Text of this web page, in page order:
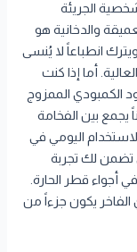
الجريئة
والدخانية هو
انطباعاً لا يُنسى
أما إذا كنت
الكمبودي الممزوج
يجمع بين الفخامة
اليومي في
تضمن لك تجربة
أجواء قطر الحارة.
الفاخر يكون جزءاً من